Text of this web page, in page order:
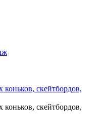
скейтбордов,
скейтбордов,